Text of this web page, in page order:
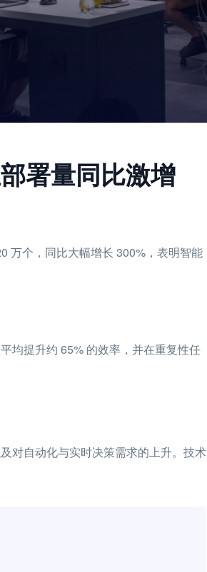
署量同比激增
万个，同比大幅增长 300%，表明智能
均提升约 65% 的效率，并在重复性任
对自动化与实时决策需求的上升。技术